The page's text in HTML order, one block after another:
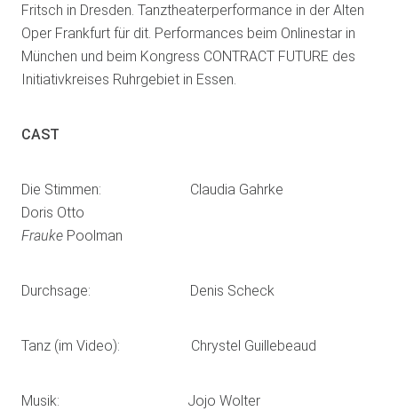
Fritsch in Dresden. Tanztheaterperformance in der Alten
Oper Frankfurt für dit. Performances beim Onlinestar in
München und beim Kongress CONTRACT FUTURE des
Initiativkreises Ruhrgebiet in Essen.
CAST
Die Stimmen: Claudia Gahrke
Doris Otto
Frauke Poolman
Durchsage: Denis Scheck
Tanz (im Video): Chrystel Guillebeaud
Musik: Jojo Wolter